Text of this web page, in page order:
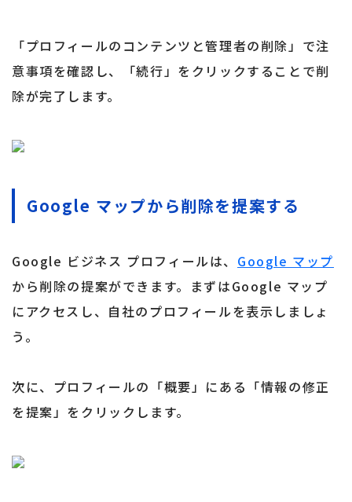
「プロフィールのコンテンツと管理者の削除」で注
意事項を確認し、「続行」をクリックすることで削
除が完了します。
Google マップから削除を提案する
Google ビジネス プロフィールは、 Google マップ
から削除の提案ができます。まずはGoogle マップ
にアクセスし、自社のプロフィールを表示しましょ
う。
次に、プロフィールの「概要」にある「情報の修正
を提案」をクリックします。